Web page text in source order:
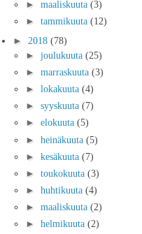
► maaliskuuta (3)
► tammikuuta (12)
► 2018 (78)
► joulukuuta (25)
► marraskuuta (3)
► lokakuuta (4)
► syyskuuta (7)
► elokuuta (5)
► heinäkuuta (5)
► kesäkuuta (7)
► toukokuuta (3)
► huhtikuuta (4)
► maaliskuuta (2)
► helmikuuta (2)